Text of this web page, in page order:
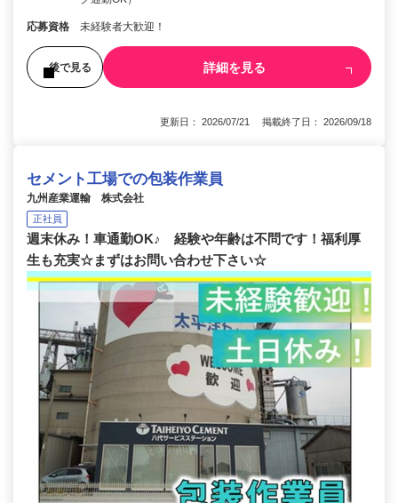
応募資格 未経験者大歓迎！
後で見る 詳細を見る
更新日： 2026/07/21 掲載終了日： 2026/09/18
セメント工場での包装作業員
九州産業運輸 株式会社
正社員
週末休み！車通勤OK♪ 経験や年齢は不問です！福利厚
生も充実☆まずはお問い合わせ下さい☆